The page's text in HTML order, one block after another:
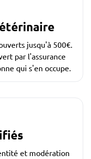
jusqu'à 500€.
par l'assurance
qui s'en occupe.
et modération